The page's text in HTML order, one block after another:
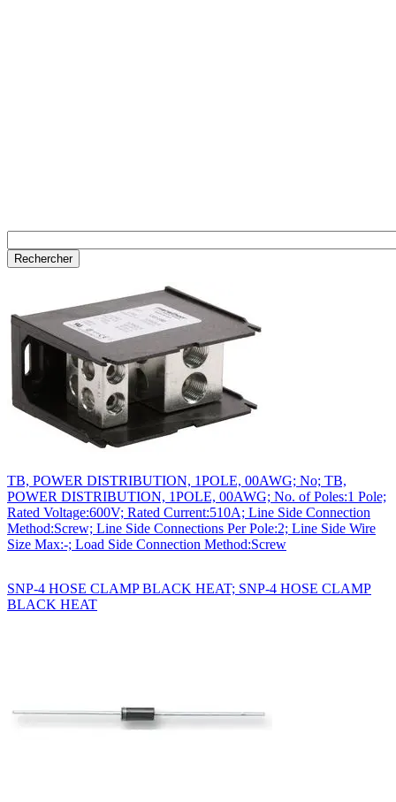
TB, POWER DISTRIBUTION, 1POLE, 00AWG; No; TB,
POWER DISTRIBUTION, 1POLE, 00AWG; No. of Poles:1 Pole;
Rated Voltage:600V; Rated Current:510A; Line Side Connection
Method:Screw; Line Side Connections Per Pole:2; Line Side Wire
Size Max:-; Load Side Connection Method:Screw
SNP-4 HOSE CLAMP BLACK HEAT; SNP-4 HOSE CLAMP
BLACK HEAT